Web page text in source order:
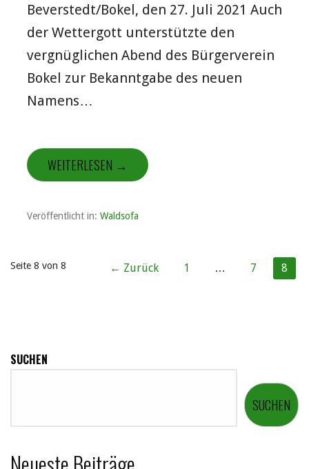
Beverstedt/Bokel, den 27. Juli 2021 Auch
der Wettergott unterstützte den
vergnüglichen Abend des Bürgerverein
Bokel zur Bekanntgabe des neuen
Namens…
WEITERLESEN →
Veröffentlicht in: Waldsofa
Beitrag
Seite 8 von 8 ← Zurück 1 … 7 8
SUCHEN
SUCHEN